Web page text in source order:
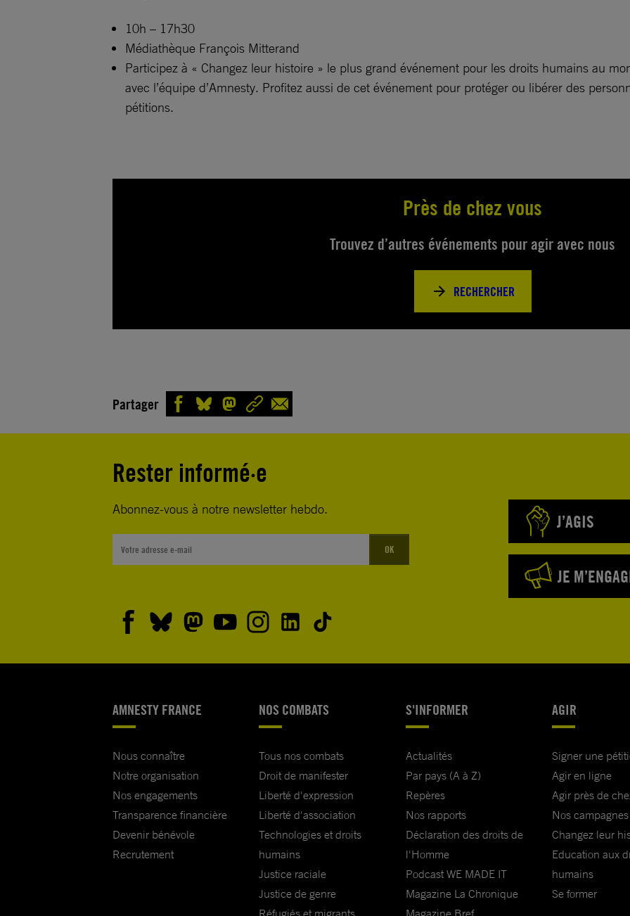
10h – 17h30
Médiathèque François Mitterand
Participez à « Changez leur histoire » le plus grand événement pour les droits humains au
avec l’équipe d’Amnesty. Profitez aussi de cet événement pour protéger ou libérer des
pétitions.
Près de chez vous
Trouvez d’autres événements pour agir avec nous
RECHERCHER
Partager
Rester informé·e
Abonnez-vous à notre newsletter hebdo.
OK
J’AGIS
JE
AMNESTY FRANCE
Nous connaître
Notre organisation
Nos engagements
Transparence financière
Devenir bénévole
Recrutement
NOS COMBATS
Tous nos combats
Droit de manifester
Liberté d'expression
Liberté d'association
Technologies et droits
humains
Justice raciale
Justice de genre
Réfugiés et migrants
S'INFORMER
Actualités
Par pays (A à Z)
Repères
Nos rapports
Déclaration des droits de
l'Homme
Podcast WE MADE IT
Magazine La Chronique
Magazine Bref
AGIR
Signer une
Agir en ligne
Agir près de
Nos campagnes
Changez leur
Education aux
humains
Se former